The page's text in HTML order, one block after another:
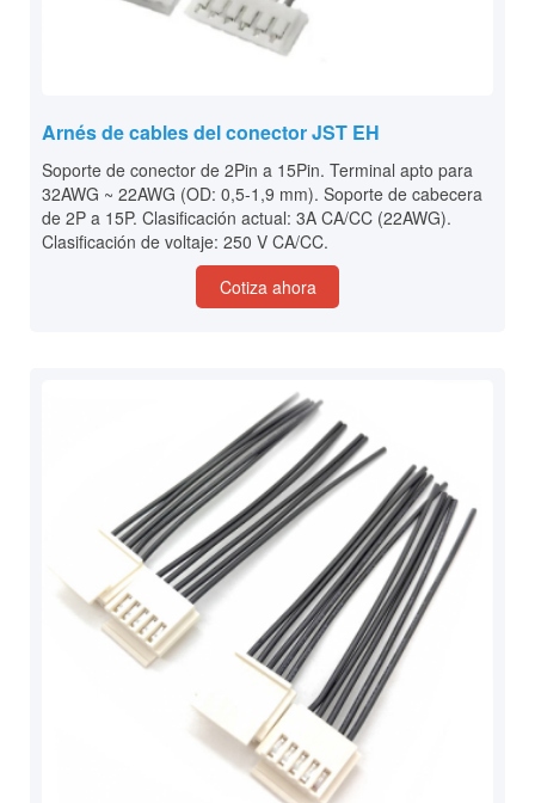
Arnés de cables del conector JST EH
Soporte de conector de 2Pin a 15Pin. Terminal apto para
32AWG ~ 22AWG (OD: 0,5-1,9 mm). Soporte de cabecera
de 2P a 15P. Clasificación actual: 3A CA/CC (22AWG).
Clasificación de voltaje: 250 V CA/CC.
Cotiza ahora